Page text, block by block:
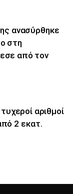
ανασύρθηκε
στη
από τον
αριθμοί
2 εκατ.